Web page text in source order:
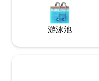
游泳池